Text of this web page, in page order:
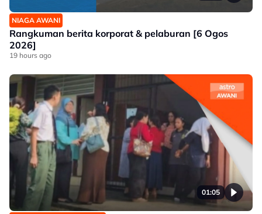
NIAGA AWANI
Rangkuman berita korporat & pelaburan [6 Ogos
2026]
19 hours ago
01:05